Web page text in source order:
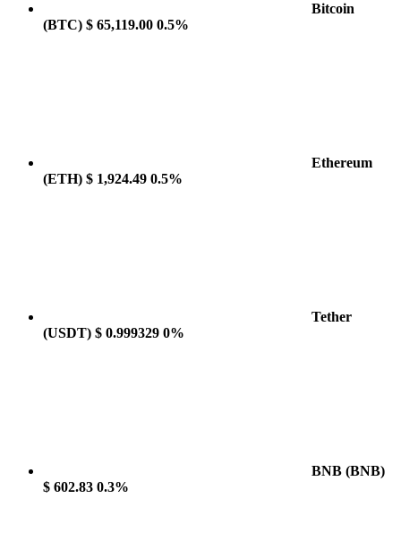
Bitcoin
(BTC) $ 65,119.00 0.5%
Ethereum
(ETH) $ 1,924.49 0.5%
Tether
(USDT) $ 0.999329 0%
BNB (BNB)
$ 602.83 0.3%